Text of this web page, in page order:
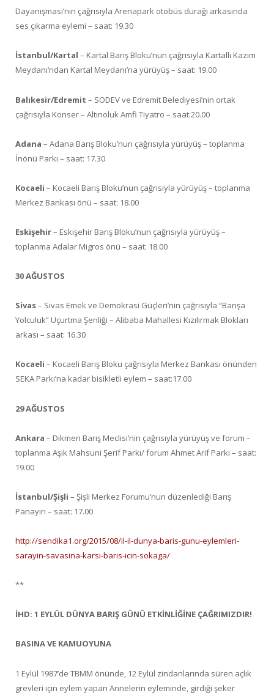
Dayanışması’nın çağrısıyla Arenapark otobüs durağı arkasında
ses çıkarma eylemi – saat: 19.30
İstanbul/Kartal – Kartal Barış Bloku’nun çağrısıyla Kartallı Kazım
Meydanı’ndan Kartal Meydanı’na yürüyüş – saat: 19.00
Balıkesir/Edremit – SODEV ve Edremit Belediyesi’nin ortak
çağrısıyla Konser – Altınoluk Amfi Tiyatro – saat:20.00
Adana – Adana Barış Bloku’nun çağrısıyla yürüyüş – toplanma
İnönü Parkı – saat: 17.30
Kocaeli – Kocaeli Barış Bloku’nun çağrısıyla yürüyüş – toplanma
Merkez Bankası önü – saat: 18.00
Eskişehir– Eskişehir Barış Bloku’nun çağrısıyla yürüyüş –
toplanma Adalar Migros önü – saat: 18.00
30 AĞUSTOS
Sivas– Sivas Emek ve Demokrasi Güçleri’nin çağrısıyla “Barışa
Yolculuk” Uçurtma Şenliği – Alibaba Mahallesi Kızılırmak Blokları
arkası – saat: 16.30
Kocaeli – Kocaeli Barış Bloku çağrısıyla Merkez Bankası önünden
SEKA Parkı’na kadar bisikletli eylem – saat:17.00
29 AĞUSTOS
Ankara – Dikmen Barış Meclisi’nin çağrısıyla yürüyüş ve forum –
toplanma Aşık Mahsuni Şerif Parkı/ forum Ahmet Arif Parkı – saat:
19.00
İstanbul/Şişli – Şişli Merkez Forumu’nun düzenlediği Barış
Panayırı – saat: 17.00
http://sendika1.org/2015/08/il-il-dunya-baris-gunu-eylemleri-
sarayin-savasina-karsi-baris-icin-sokaga/
**
İHD: 1 EYLÜL DÜNYA BARIŞ GÜNÜ ETKİNLİĞİNE ÇAĞRIMIZDIR!
BASINA VE KAMUOYUNA
1 Eylül 1987’de TBMM önünde, 12 Eylül zindanlarında süren açlık
grevleri için eylem yapan Annelerin eyleminde, girdiği şeker